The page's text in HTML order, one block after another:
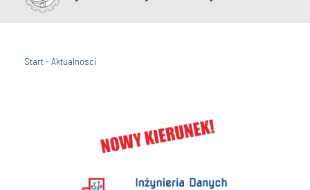
Start-Aktualnosci